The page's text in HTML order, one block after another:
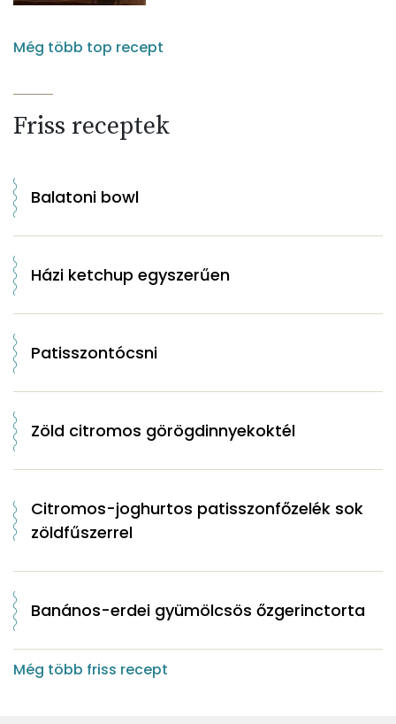
Még több top recept
Friss receptek
Balatoni bowl
Házi ketchup egyszerűen
Patisszontócsni
Zöld citromos görögdinnyekoktél
Citromos-joghurtos patisszonfőzelék sok
zöldfűszerrel
Banános-erdei gyümölcsös őzgerinctorta
Még több friss recept